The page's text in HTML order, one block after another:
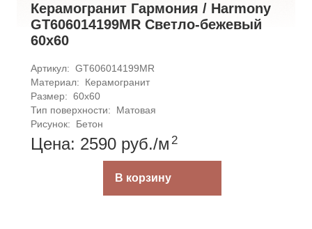
Керамогранит Гармония / Harmony
GT606014199MR Светло-бежевый
60x60
Артикул: GT606014199MR
Материал:
Керамогранит
Размер: 60x60
Тип поверхности:
Матовая
Рисунок:
Бетон
Цена: 2590 руб./м 2
В корзину